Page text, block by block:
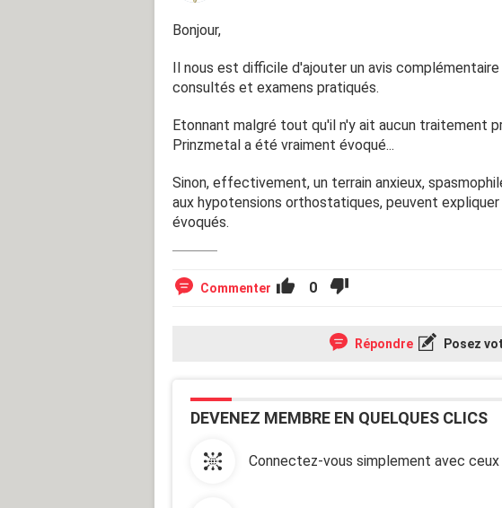
Je dois mentionner que je suis de nature très
J'ai une petite tension constitutionnelle qui
Voilà voilà,
Et bonne année à tous !
Bonjour,
Il nous est difficile d'ajouter un avis
consultés et examens pratiqués.
Etonnant malgré tout qu'il n'y ait aucun traitement
Prinzmetal a été vraiment évoqué...
Sinon, effectivement, un terrain anxieux,
aux hypotensions orthostatiques, peuvent
évoqués.
Commenter 0
Répondre Posez
DEVENEZ MEMBRE EN QUELQUES CLICS
Connectez-vous simplement avec